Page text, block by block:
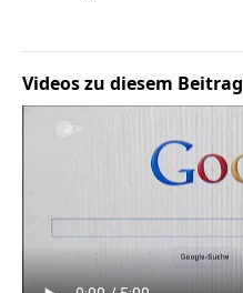
Videos zu diesem Beitrag
Tagesspiegel
Urheberrecht
Verbraucherrecht
WDR
Werbung
Wettbewerbsrecht